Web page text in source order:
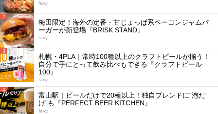
favy
2
梅田限定！海外の定番・甘じょっぱ系ベーコンジャムバ
ーガーが新登場『BRISK STAND』
favy
3
札幌・4PLA｜常時100種以上のクラフトビールが揃う！
自分で手にとって飲み比べもできる『クラフトビール
100』
favy
4
富山駅｜ビールだけで20種以上！独自ブレンドに“泡だ
け”も『PERFECT BEER KITCHEN』
favy